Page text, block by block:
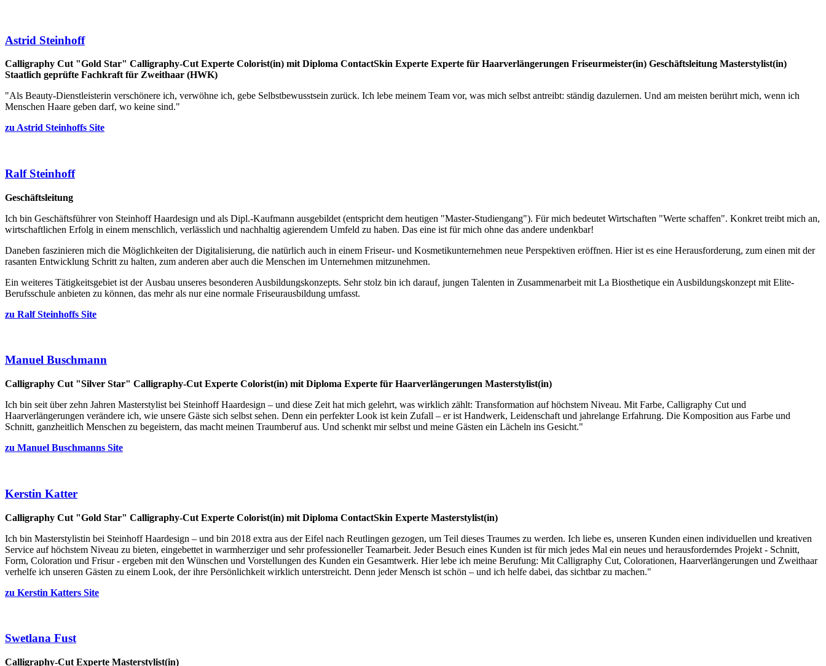
Astrid Steinhoff
Calligraphy Cut "Gold Star" Calligraphy-Cut Experte Colorist(in) mit Diploma ContactSkin Experte Experte für Haarverlängerungen Friseurmeister(in) Geschäftsleitung Masterstylist(in)
Staatlich geprüfte Fachkraft für Zweithaar (HWK)
"Als Beauty-Dienstleisterin verschönere ich, verwöhne ich, gebe Selbstbewusstsein zurück. Ich lebe meinem Team vor, was mich selbst antreibt: ständig dazulernen. Und am meisten berührt mich, wenn ich
Menschen Haare geben darf, wo keine sind."
zu Astrid Steinhoffs Site
Ralf Steinhoff
Geschäftsleitung
Ich bin Geschäftsführer von Steinhoff Haardesign und als Dipl.-Kaufmann ausgebildet (entspricht dem heutigen "Master-Studiengang"). Für mich bedeutet Wirtschaften "Werte schaffen". Konkret treibt mich an,
wirtschaftlichen Erfolg in einem menschlich, verlässlich und nachhaltig agierendem Umfeld zu haben. Das eine ist für mich ohne das andere undenkbar!
Daneben faszinieren mich die Möglichkeiten der Digitalisierung, die natürlich auch in einem Friseur- und Kosmetikunternehmen neue Perspektiven eröffnen. Hier ist es eine Herausforderung, zum einen mit der
rasanten Entwicklung Schritt zu halten, zum anderen aber auch die Menschen im Unternehmen mitzunehmen.
Ein weiteres Tätigkeitsgebiet ist der Ausbau unseres besonderen Ausbildungskonzepts. Sehr stolz bin ich darauf, jungen Talenten in Zusammenarbeit mit La Biosthetique ein Ausbildungskonzept mit Elite-
Berufsschule anbieten zu können, das mehr als nur eine normale Friseurausbildung umfasst.
zu Ralf Steinhoffs Site
Manuel Buschmann
Calligraphy Cut "Silver Star" Calligraphy-Cut Experte Colorist(in) mit Diploma Experte für Haarverlängerungen Masterstylist(in)
Ich bin seit über zehn Jahren Masterstylist bei Steinhoff Haardesign – und diese Zeit hat mich gelehrt, was wirklich zählt: Transformation auf höchstem Niveau. Mit Farbe, Calligraphy Cut und
Haarverlängerungen verändere ich, wie unsere Gäste sich selbst sehen. Denn ein perfekter Look ist kein Zufall – er ist Handwerk, Leidenschaft und jahrelange Erfahrung. Die Komposition aus Farbe und
Schnitt, ganzheitlich Menschen zu begeistern, das macht meinen Traumberuf aus. Und schenkt mir selbst und meine Gästen ein Lächeln ins Gesicht."
zu Manuel Buschmanns Site
Kerstin Katter
Calligraphy Cut "Gold Star" Calligraphy-Cut Experte Colorist(in) mit Diploma ContactSkin Experte Masterstylist(in)
Ich bin Masterstylistin bei Steinhoff Haardesign – und bin 2018 extra aus der Eifel nach Reutlingen gezogen, um Teil dieses Traumes zu werden. Ich liebe es, unseren Kunden einen individuellen und kreativen
Service auf höchstem Niveau zu bieten, eingebettet in warmherziger und sehr professioneller Teamarbeit. Jeder Besuch eines Kunden ist für mich jedes Mal ein neues und herausforderndes Projekt - Schnitt,
Form, Coloration und Frisur - ergeben mit den Wünschen und Vorstellungen des Kunden ein Gesamtwerk. Hier lebe ich meine Berufung: Mit Calligraphy Cut, Colorationen, Haarverlängerungen und Zweithaar
verhelfe ich unseren Gästen zu einem Look, der ihre Persönlichkeit wirklich unterstreicht. Denn jeder Mensch ist schön – und ich helfe dabei, das sichtbar zu machen."
zu Kerstin Katters Site
Swetlana Fust
Calligraphy-Cut Experte Masterstylist(in)